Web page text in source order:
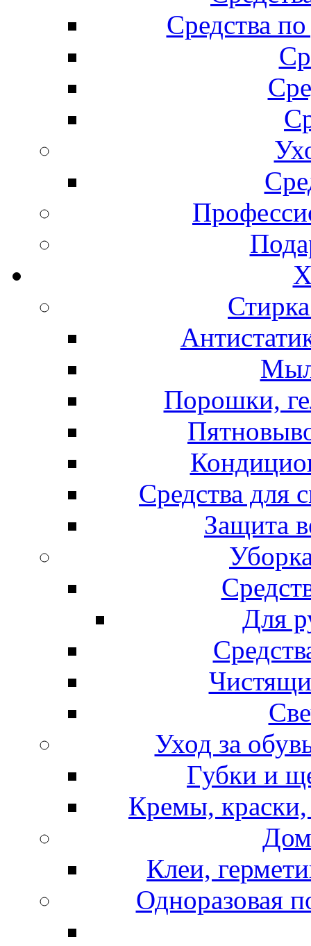
Средства
Порошки,
Средства для
Защита
Для
Уход за
Губки и
Кремы, краски,
Клеи,
Одноразовая